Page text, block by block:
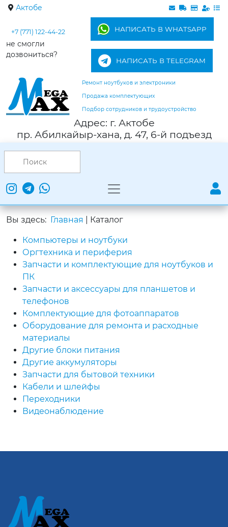
Актобе
+7 (771) 122-44-22
не смогли
дозвониться?
НАПИСАТЬ В WHATSAPP
НАПИСАТЬ В TELEGRAM
Ремонт ноутбуков и электроники
Продажа комплектующих
Подбор сотрудников и трудоустройство
Адрес: г. Актобе
пр. Абилкайыр-хана, д. 47, 6-й подъезд
Вы здесь: Главная Каталог
Компьютеры и ноутбуки
Оргтехника и периферия
Запчасти и комплектующие для ноутбуков и
ПК
Запчасти и аксессуары для планшетов и
телефонов
Комплектующие для фотоаппаратов
Оборудование для ремонта и расходные
материалы
Другие блоки питания
Другие аккумуляторы
Запчасти для бытовой техники
Кабели и шлейфы
Переходники
Видеонаблюдение